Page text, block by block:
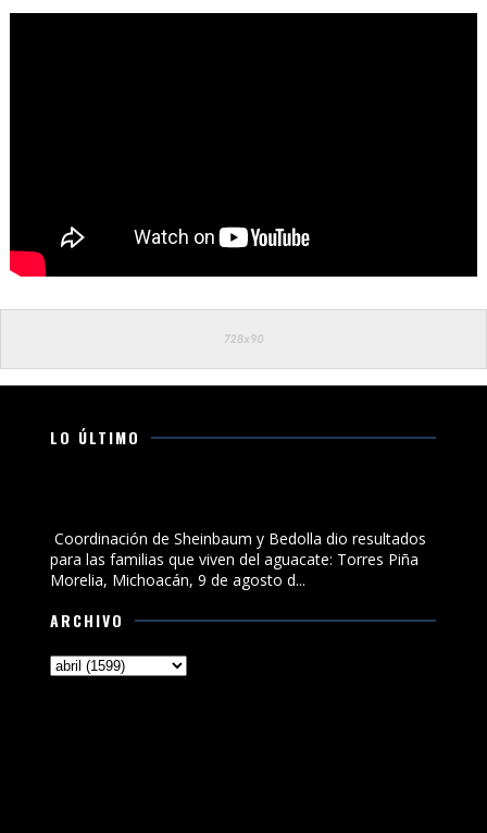
LO ÚLTIMO
Coordinación de Sheinbaum y Bedolla dio resultados
para las familias que viven del aguacate: Torres Piña
Morelia, Michoacán, 9 de agosto d...
ARCHIVO